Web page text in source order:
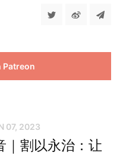
Patreon
07, 2023
｜割以永治：让